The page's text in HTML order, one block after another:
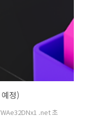
정)
.net 초